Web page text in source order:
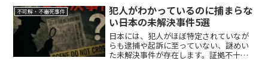
嶋さんの会社の営業部長・山中正裕容疑
者（45）。高校時...
不可解・不審死事件
犯人がわかっているのに捕まらな
い――日本の未解決事件5選
日本には、犯人がほぼ特定されていなが
らも逮捕や起訴に至っていない、謎めい
た未解決事件が存在します。証拠不十分